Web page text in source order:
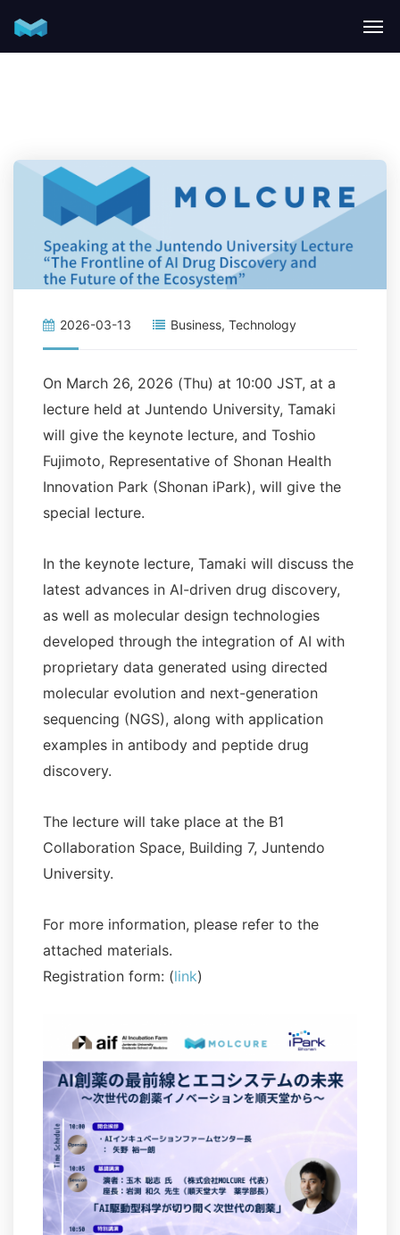
2026-03-13 Business, Technology
On March 26, 2026 (Thu) at 10:00 JST, at a
lecture held at Juntendo University, Tamaki
will give the keynote lecture, and Toshio
Fujimoto, Representative of Shonan Health
Innovation Park (Shonan iPark), will give the
special lecture.
In the keynote lecture, Tamaki will discuss the
latest advances in AI-driven drug discovery,
as well as molecular design technologies
developed through the integration of AI with
proprietary data generated using directed
molecular evolution and next-generation
sequencing (NGS), along with application
examples in antibody and peptide drug
discovery.
The lecture will take place at the B1
Collaboration Space, Building 7, Juntendo
University.
For more information, please refer to the
attached materials.
Registration form: (link)